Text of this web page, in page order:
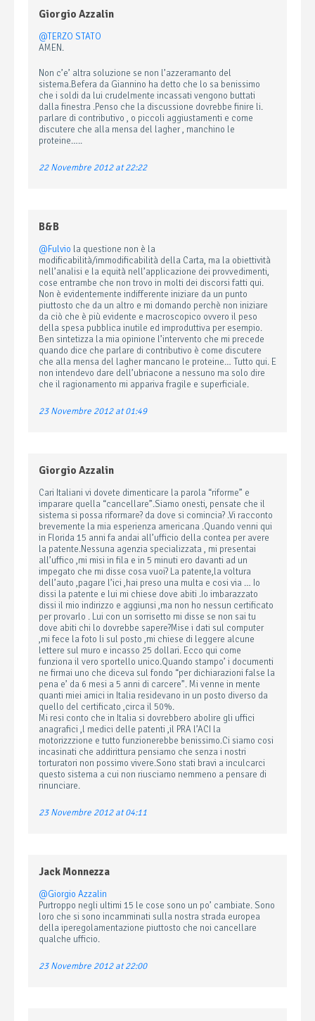
Giorgio Azzalin
@TERZO STATO
AMEN.
Non c’e’ altra soluzione se non l’azzeramanto del
sistema.Befera da Giannino ha detto che lo sa benissimo
che i soldi da lui crudelmente incassati vengono buttati
dalla finestra .Penso che la discussione dovrebbe finire li.
parlare di contributivo , o piccoli aggiustamenti e come
discutere che alla mensa del lagher , manchino le
proteine…..
22 Novembre 2012 at 22:22
B&B
@Fulvio la questione non è la
modificabilità/immodificabilità della Carta, ma la obiettività
nell’analisi e la equità nell’applicazione dei provvedimenti,
cose entrambe che non trovo in molti dei discorsi fatti qui.
Non è evidentemente indifferente iniziare da un punto
piuttosto che da un altro e mi domando perchè non iniziare
da ciò che è più evidente e macroscopico ovvero il peso
della spesa pubblica inutile ed improduttiva per esempio.
Ben sintetizza la mia opinione l’intervento che mi precede
quando dice che parlare di contributivo è come discutere
che alla mensa del lagher mancano le proteine… Tutto qui. E
non intendevo dare dell’ubriacone a nessuno ma solo dire
che il ragionamento mi appariva fragile e superficiale.
23 Novembre 2012 at 01:49
Giorgio Azzalin
Cari Italiani vi dovete dimenticare la parola “riforme” e
imparare quella “cancellare”.Siamo onesti, pensate che il
sistema si possa riformare? da dove si comincia? .Vi racconto
brevemente la mia esperienza americana .Quando venni qui
in Florida 15 anni fa andai all’ufficio della contea per avere
la patente.Nessuna agenzia specializzata , mi presentai
all’uffico ,mi misi in fila e in 5 minuti ero davanti ad un
impegato che mi disse cosa vuoi? La patente,la voltura
dell’auto ,pagare l’ici ,hai preso una multa e cosi via … Io
dissi la patente e lui mi chiese dove abiti .Io imbarazzato
dissi il mio indirizzo e aggiunsi ,ma non ho nessun certificato
per provarlo . Lui con un sorrisetto mi disse se non sai tu
dove abiti chi lo dovrebbe sapere?Mise i dati sul computer
,mi fece la foto li sul posto ,mi chiese di leggere alcune
lettere sul muro e incasso 25 dollari. Ecco qui come
funziona il vero sportello unico.Quando stampo’ i documenti
ne firmai uno che diceva sul fondo “per dichiarazioni false la
pena e’ da 6 mesi a 5 anni di carcere”. Mi venne in mente
quanti miei amici in Italia residevano in un posto diverso da
quello del certificato ,circa il 50%.
Mi resi conto che in Italia si dovrebbero abolire gli uffici
anagrafici ,l medici delle patenti ,il PRA l’ACI la
motorizzzione e tutto funzionerebbe benissimo.Ci siamo cosi
incasinati che addirittura pensiamo che senza i nostri
torturatori non possimo vivere.Sono stati bravi a inculcarci
questo sistema a cui non riusciamo nemmeno a pensare di
rinunciare.
23 Novembre 2012 at 04:11
Jack Monnezza
@Giorgio Azzalin
Purtroppo negli ultimi 15 le cose sono un po’ cambiate. Sono
loro che si sono incamminati sulla nostra strada europea
della iperegolamentazione piuttosto che noi cancellare
qualche ufficio.
23 Novembre 2012 at 22:00